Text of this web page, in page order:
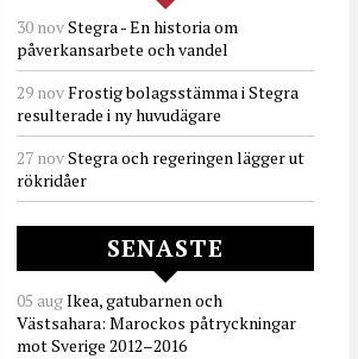
30 novStegra - En historia om
påverkansarbete och vandel
29 novFrostig bolagsstämma i Stegra
resulterade i ny huvudägare
27 novStegra och regeringen lägger ut
rökridåer
SENASTE
05 augIkea, gatubarnen och
Västsahara: Marockos påtryckningar
mot Sverige 2012–2016